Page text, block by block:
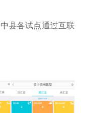
县各试点通过互联